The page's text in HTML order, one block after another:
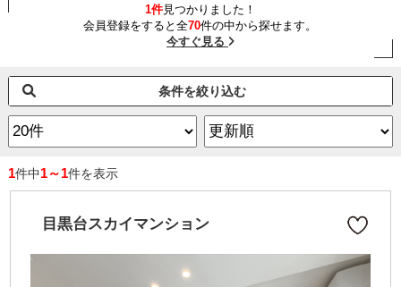
1件見つかりました！
会員登録をすると全70件の中から探せます。
今すぐ見る
条件を絞り込む
1件中1～1件を表示
目黒台スカイマンション